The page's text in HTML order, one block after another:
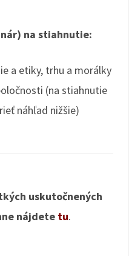
na stiahnutie:
a etiky, trhu a morálky
(na stiahnutie
náhľad nižšie)
uskutočnených
nájdete tu.